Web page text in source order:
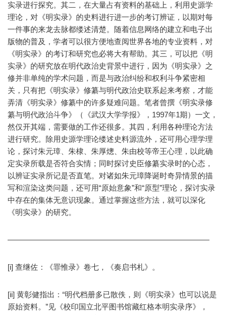
实录进行探究。其二，在大量占有资料的基础上，利用史源学
理论，对《明实录》的史料进行进一步的考订辨证，以期对每
一件事的来龙去脉都缕述清楚。随着信息网络的建立和电子出
版物的普及，学者可以很方便地查阅世界各地的专业资料，对
《明实录》的考订和研究也必将大有帮助。其三，可以把《明
实录》的研究放在明代政治史背景中进行，因为《明实录》之
修并非单纯的学术问题，而是与政治纠纷和权利斗争紧密相
关，只有把《明实录》修纂与明代政治史联系起来考察，才能
弄清《明实录》修纂中的许多疑难问题。笔者曾撰《明实录修
纂与明代政治斗争》（《武汉大学学报》，1997年1期）一文，
然仅开其端，需要做的工作还很多。其四，利用各种理论方法
进行研究。除用史源学理论缕述史料源流外，还可用心理学理
论，探讨朱元璋、朱棣、朱厚熜、朱由校等帝王心理，以此确
定实录所载是否符合实情；同时探讨史臣修纂实录时的心态，
以辨证实录所记是否直笔。对诸如朱元璋降诞时奇异情景的描
写和渲染这类问题，还可用“原始意象”和“原型”理论，探讨实录
中存在的集体无意识现象。通过掌握这些方法，就可以深化
《明实录》的研究。
——————————————————————————–
[i] 查继佐：《罪惟录》卷七，《奏启书札》。
[ii] 黄彰健指出：“明代档册多已散佚，则《明实录》也可以说是
原始资料。”见《校印国立北平图书馆藏红格本明实录序》，